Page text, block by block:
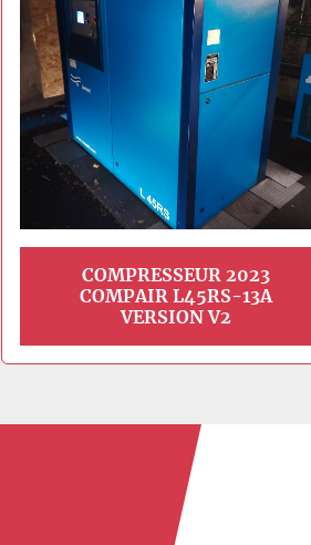
COMPRESSEUR 2023
COMPAIR L45RS-13A
VERSION V2